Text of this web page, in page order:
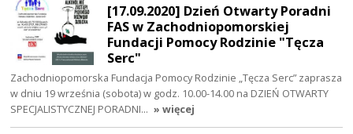
[17.09.2020] Dzień Otwarty Poradni
FAS w Zachodniopomorskiej
Fundacji Pomocy Rodzinie "Tęcza
Serc"
Zachodniopomorska Fundacja Pomocy Rodzinie „Tęcza Serc” zaprasza
w dniu 19 września (sobota) w godz. 10.00-14.00 na DZIEŃ OTWARTY
SPECJALISTYCZNEJ PORADNI… » więcej